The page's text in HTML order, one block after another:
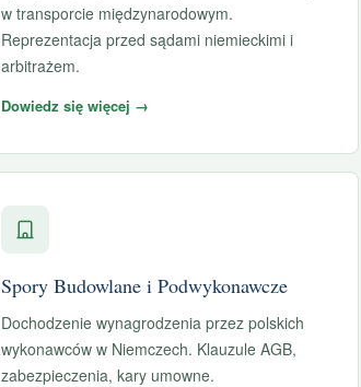
w transporcie międzynarodowym.
Reprezentacja przed sądami niemieckimi i
arbitrażem.
Dowiedz się więcej →
Spory Budowlane i Podwykonawcze
Dochodzenie wynagrodzenia przez polskich
wykonawców w Niemczech. Klauzule AGB,
zabezpieczenia, kary umowne.